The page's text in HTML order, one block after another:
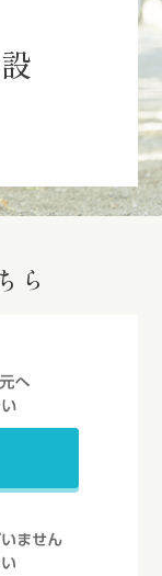
ら